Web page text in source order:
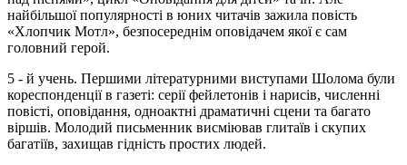
найбільшої популярності в юних читачів зажила повість
«Хлопчик Мотл», безпосереднім оповідачем якої є сам
головний герой.
5 - й учень. Першими літературними виступами Шолома були
кореспонденції в газеті: серії фейлетонів і нарисів, численні
повісті, оповідання, одноактні драматичні сцени та багато
віршів. Молодий письменник висміював глитаїв і скупих
багатіїв, захищав гідність простих людей.